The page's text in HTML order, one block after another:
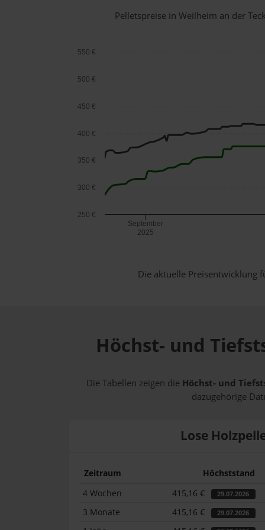
Pelletspreise in Weilheim an der
September
2025
250 €
300 €
350 €
400 €
450 €
500 €
550 €
Die aktuelle Preisentwicklung
Höchst- und
Die Tabellen zeigen die Höchst- und
dazugehörige
Lose
Zeitraum Höchststand
4 Wochen
415,16 € 29.07.2026
3 Monate 415,16 € 29.07.2026